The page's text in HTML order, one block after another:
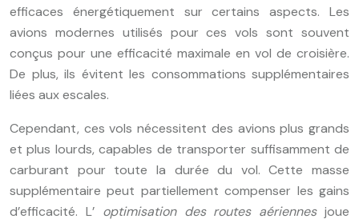
efficaces énergétiquement sur certains aspects. Les
avions modernes utilisés pour ces vols sont souvent
conçus pour une efficacité maximale en vol de croisière.
De plus, ils évitent les consommations supplémentaires
liées aux escales.
Cependant, ces vols nécessitent des avions plus grands
et plus lourds, capables de transporter suffisamment de
carburant pour toute la durée du vol. Cette masse
supplémentaire peut partiellement compenser les gains
d’efficacité. L’ optimisation des routes aériennesjoue